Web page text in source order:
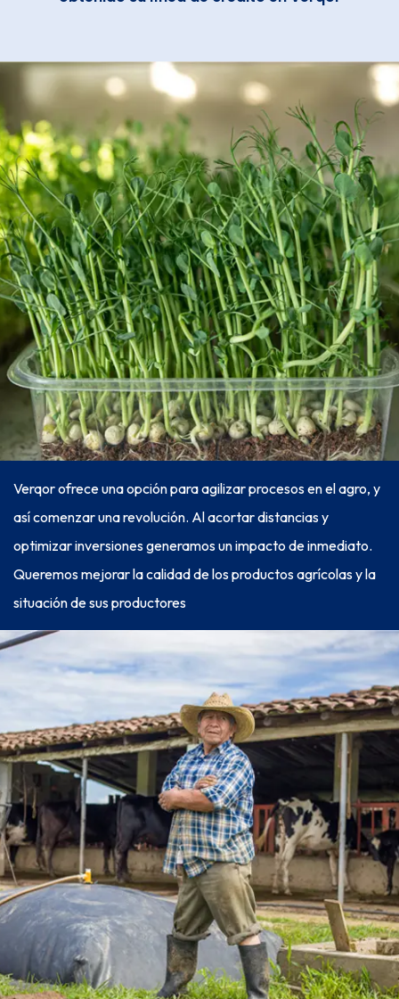
Verqor ofrece una opción para agilizar procesos en el agro, y
así comenzar una revolución. Al acortar distancias y
optimizar inversiones generamos un impacto de inmediato.
Queremos mejorar la calidad de los productos agrícolas y la
situación de sus productores